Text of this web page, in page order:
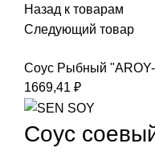
Назад к товарам
Следующий товар
Соус Рыбный "AROY-
1669,41 ₽
Соус